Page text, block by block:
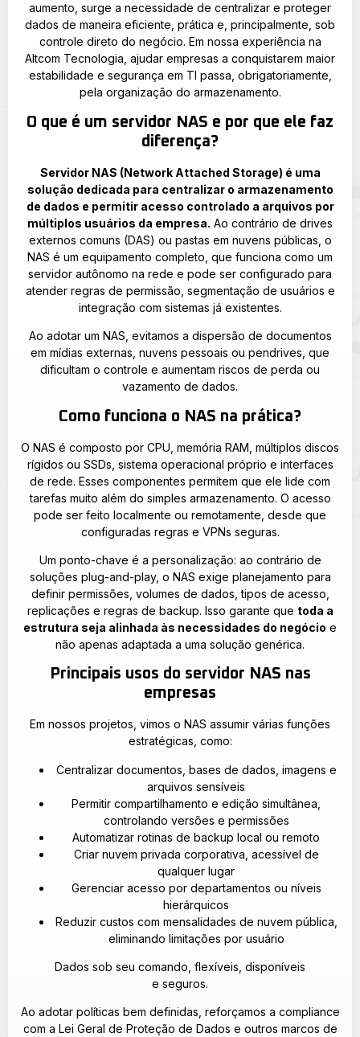
aumento, surge a necessidade de centralizar e proteger
dados de maneira eficiente, prática e, principalmente, sob
controle direto do negócio. Em nossa experiência na
Altcom Tecnologia, ajudar empresas a conquistarem maior
estabilidade e segurança em TI passa, obrigatoriamente,
pela organização do armazenamento.
O que é um servidor NAS e por que ele faz
diferença?
Servidor NAS (Network Attached Storage) é uma
solução dedicada para centralizar o armazenamento
de dados e permitir acesso controlado a arquivos por
múltiplos usuários da empresa. Ao contrário de drives
externos comuns (DAS) ou pastas em nuvens públicas, o
NAS é um equipamento completo, que funciona como um
servidor autônomo na rede e pode ser configurado para
atender regras de permissão, segmentação de usuários e
integração com sistemas já existentes.
Ao adotar um NAS, evitamos a dispersão de documentos
em mídias externas, nuvens pessoais ou pendrives, que
dificultam o controle e aumentam riscos de perda ou
vazamento de dados.
Como funciona o NAS na prática?
O NAS é composto por CPU, memória RAM, múltiplos discos
rígidos ou SSDs, sistema operacional próprio e interfaces
de rede. Esses componentes permitem que ele lide com
tarefas muito além do simples armazenamento. O acesso
pode ser feito localmente ou remotamente, desde que
configuradas regras e VPNs seguras.
Um ponto-chave é a personalização: ao contrário de
soluções plug-and-play, o NAS exige planejamento para
definir permissões, volumes de dados, tipos de acesso,
replicações e regras de backup. Isso garante que toda a
estrutura seja alinhada às necessidades do negócio e
não apenas adaptada a uma solução genérica.
Principais usos do servidor NAS nas
empresas
Em nossos projetos, vimos o NAS assumir várias funções
estratégicas, como:
Centralizar documentos, bases de dados, imagens e
arquivos sensíveis
Permitir compartilhamento e edição simultânea,
controlando versões e permissões
Automatizar rotinas de backup local ou remoto
Criar nuvem privada corporativa, acessível de
qualquer lugar
Gerenciar acesso por departamentos ou níveis
hierárquicos
Reduzir custos com mensalidades de nuvem pública,
eliminando limitações por usuário
Dados sob seu comando, flexíveis, disponíveis
e seguros.
Ao adotar políticas bem definidas, reforçamos a compliance
com a Lei Geral de Proteção de Dados e outros marcos de